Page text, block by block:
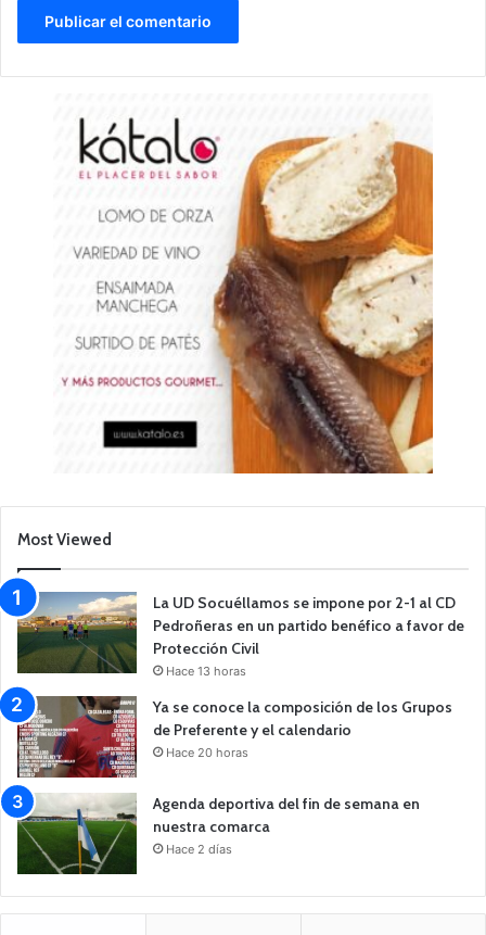
Most Viewed
La UD Socuéllamos se impone por 2-1 al CD
Pedroñeras en un partido benéfico a favor de
Protección Civil
Hace 13 horas
Ya se conoce la composición de los Grupos
de Preferente y el calendario
Hace 20 horas
Agenda deportiva del fin de semana en
nuestra comarca
Hace 2 días